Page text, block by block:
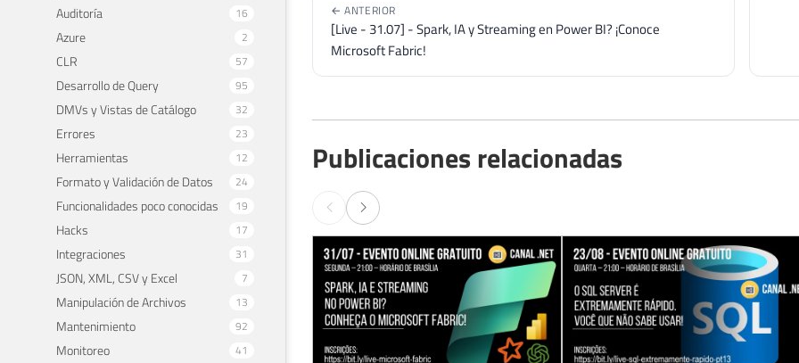
Auditoría 16
Azure 2
CLR 57
Desarrollo de Query 95
DMVs y Vistas de Catálogo 32
Errores 23
Herramientas 12
Formato y Validación de Datos 24
Funcionalidades poco conocidas 19
Hacks 17
Integraciones 31
JSON, XML, CSV y Excel 7
Manipulación de Archivos 13
Mantenimiento 92
Monitoreo 41
← ANTERIOR
[Live - 31.07] - Spark, IA y Streaming en Power BI? ¡Conoce
Microsoft Fabric!
Publicaciones relacionadas